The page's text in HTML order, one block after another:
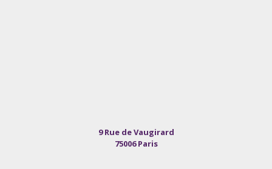
9 Rue de Vaugirard
75006 Paris